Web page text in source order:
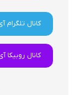
کانال تلگرام
کانال روبیکا